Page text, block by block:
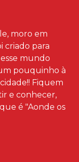
moro em
criado para
mundo
pouquinho à
Fiquem
e conhecer,
é "Aonde os